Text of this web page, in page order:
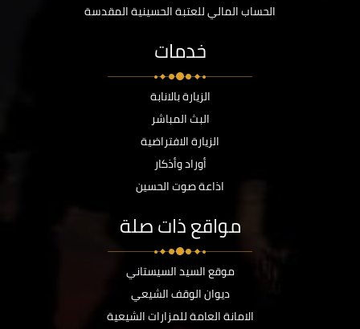
الحساب المالي للعتبة الحسينية المقدسة
خدمات
الزيارة بالانابة
البث المباشر
الزيارة الافتراضية
أوراد وأذكار
اذاعة صوت الحسين
مواقع ذات صلة
موقع السيد السيستاني
ديوان الوقف الشيعي
الامانة العامة للمزارات الشيعية